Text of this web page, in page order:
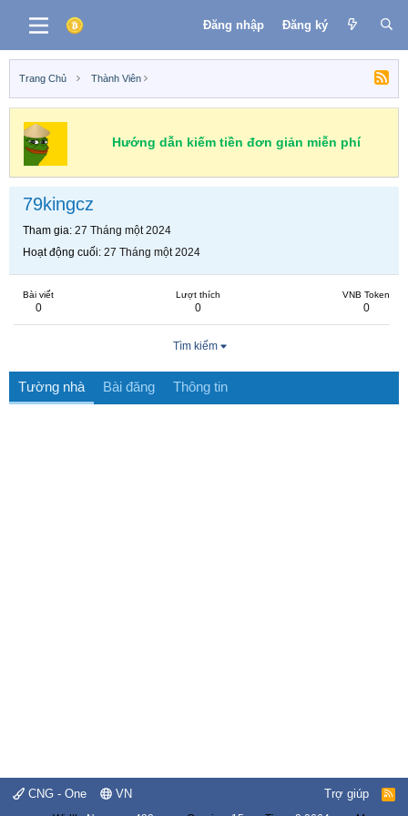
Đăng nhập Đăng ký
Trang Chủ Thành Viên
Hướng dẫn kiếm tiền đơn giản miễn phí
79kingcz
Tham gia 27 Tháng một 2024
Hoạt động cuối 27 Tháng một 2024
Bài viết
0
Lượt thích
0
VNB Token
0
Tìm kiếm
Tường nhà Bài đăng Thông tin
CNG - One VN Trợ giúp
R